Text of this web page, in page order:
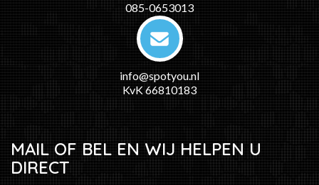
085-0653013
info@spotyou.nl
KvK 66810183
MAIL OF BEL EN WIJ HELPEN U
DIRECT